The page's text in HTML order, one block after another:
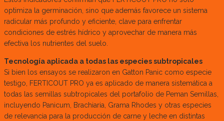
optimiza la germinación, sino que además favorece un sistema
radicular más profundo y eficiente, clave para enfrentar
condiciones de estrés hídrico y aprovechar de manera más
efectiva los nutrientes del suelo.
Tecnología aplicada a todas las especies subtropicales
Si bien los ensayos se realizaron en Gatton Panic como especie
testigo, FERTICOUT PRO ya es aplicado de manera sistemática a
todas las semillas subtropicales del portafolio de Peman Semillas,
incluyendo Panicum, Brachiaria, Grama Rhodes y otras especies
de relevancia para la producción de carne y leche en distintas